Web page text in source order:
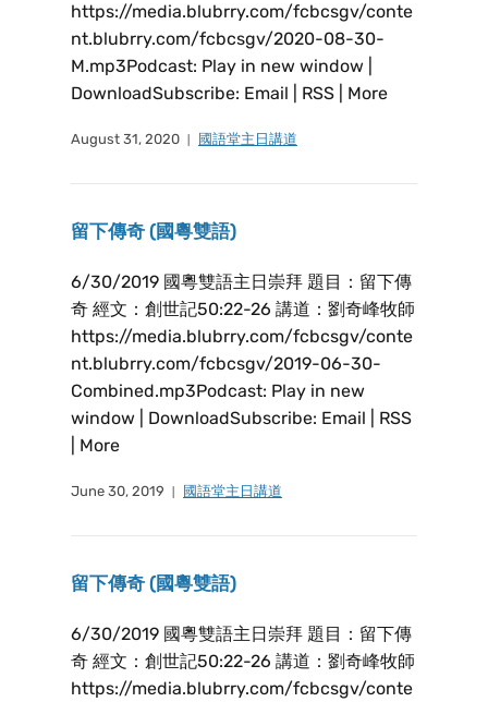
https://media.blubrry.com/fcbcsgv/conte
nt.blubrry.com/fcbcsgv/2020-08-30-
M.mp3Podcast: Play in new window |
DownloadSubscribe: Email | RSS | More
August 31, 2020 國語堂主日講道
留下傳奇 (國粵雙語)
6/30/2019 國粵雙語主日崇拜 題目：留下傳
奇 經文：創世記50:22-26 講道：劉奇峰牧師
https://media.blubrry.com/fcbcsgv/conte
nt.blubrry.com/fcbcsgv/2019-06-30-
Combined.mp3Podcast: Play in new
window | DownloadSubscribe: Email | RSS
| More
June 30, 2019 國語堂主日講道
留下傳奇 (國粵雙語)
6/30/2019 國粵雙語主日崇拜 題目：留下傳
奇 經文：創世記50:22-26 講道：劉奇峰牧師
https://media.blubrry.com/fcbcsgv/conte